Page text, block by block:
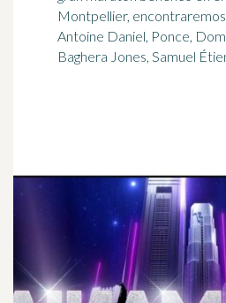
Montpellier,
Antoine Daniel, Ponce,
Baghera Jones, Samuel